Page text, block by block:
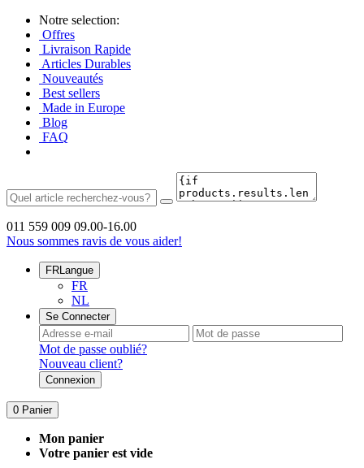
Notre selection:
Offres
Livraison Rapide
Articles Durables
Nouveautés
Best sellers
Made in Europe
Blog
FAQ
011 559 009 09.00-16.00
Nous sommes ravis de vous aider!
FRLangue
FR
NL
Se Connecter
Mot de passe oublié?
Nouveau client?
Connexion
0 Panier
Mon panier
Votre panier est vide